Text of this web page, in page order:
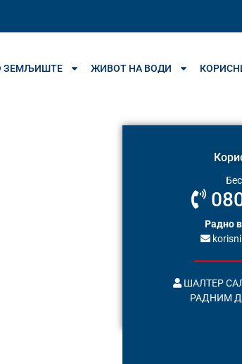
ЗЕМЉИШТЕ ЖИВОТ НА ВОДИ
Радно
ШАЛТЕР
РАДНИМ